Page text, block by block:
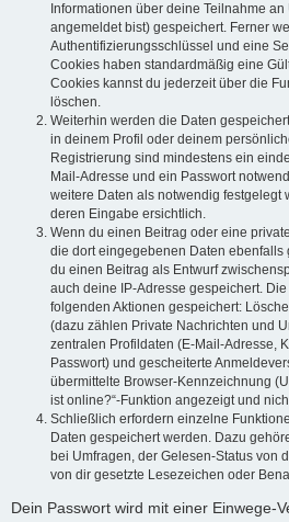
Informationen über deine Teilnahme
angemeldet bist) gespeichert. Ferner
Authentifizierungsschlüssel und eine
Cookies haben standardmäßig eine
Cookies kannst du jederzeit über die
löschen.
Weiterhin werden die Daten
in deinem Profil oder deinem
Registrierung sind mindestens ein
Mail-Adresse und ein Passwort
weitere Daten als notwendig festgelegt
deren Eingabe ersichtlich.
Wenn du einen Beitrag oder eine
die dort eingegebenen Daten ebenfalls
du einen Beitrag als Entwurf
auch deine IP-Adresse gespeichert.
folgenden Aktionen gespeichert:
(dazu zählen Private Nachrichten und
zentralen Profildaten (E-Mail-Adresse,
Passwort) und gescheiterte
übermittelte Browser-Kennzeichnung
ist online?“-Funktion angezeigt und
Schließlich erfordern einzelne
Daten gespeichert werden. Dazu
bei Umfragen, der Gelesen-Status von
von dir gesetzte Lesezeichen oder
Dein Passwort wird mit einer Einwege-